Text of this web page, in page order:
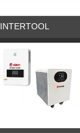
INTERTOOL